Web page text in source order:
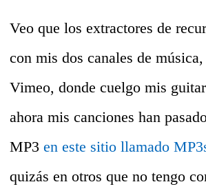
Veo que los extractores de
con mis dos canales de
Vimeo, donde cuelgo mis
ahora mis canciones han
MP3 en este sitio llamado
quizás en otros que no tengo